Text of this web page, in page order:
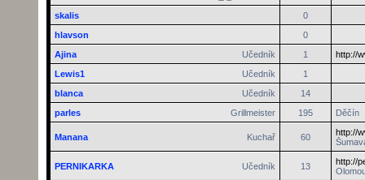
skalis
0
hlavson
0
Učedník
Ajina 1
http://
Učedník
Lewis1
1
Učedník
blanca
14
Grillmeister
parles 195 Děčín
Kuchař
Manana 60
http://
Učedník
PERNIKARKA 13
http://